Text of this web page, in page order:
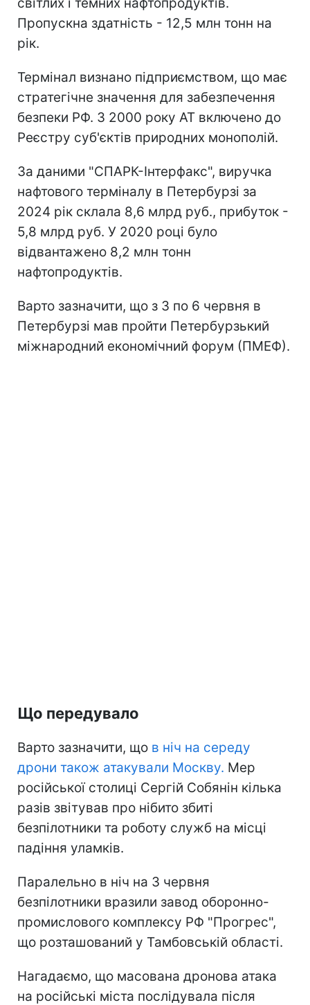
Пропускна здатність - 12,5 млн тонн на
рік.
Термінал визнано підприємством, що має
стратегічне значення для забезпечення
безпеки РФ. З 2000 року АТ включено до
Реєстру суб'єктів природних монополій.
За даними "СПАРК-Інтерфакс", виручка
нафтового терміналу в Петербурзі за
2024 рік склала 8,6 млрд руб., прибуток -
5,8 млрд руб. У 2020 році було
відвантажено 8,2 млн тонн
нафтопродуктів.
Варто зазначити, що з 3 по 6 червня в
Петербурзі мав пройти Петербурзький
міжнародний економічний форум (ПМЕФ).
Що передувало
Варто зазначити, що в ніч на середу
дрони також атакували Москву. Мер
російської столиці Сергій Собянін кілька
разів звітував про нібито збиті
безпілотники та роботу служб на місці
падіння уламків.
Паралельно в ніч на 3 червня
безпілотники вразили завод оборонно-
промислового комплексу РФ "Прогрес",
що розташований у Тамбовській області.
Нагадаємо, що масована дронова атака
на російські міста послідувала після